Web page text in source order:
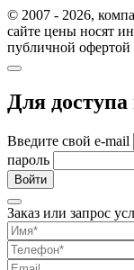
© 2007 - 2026,
сайте цены носят
публичной
Для
Введите свой e-mail
пароль
Войти
Заказ или запрос